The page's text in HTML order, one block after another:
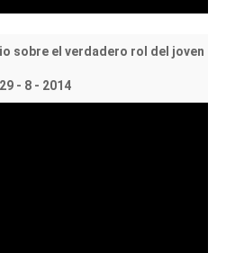
sobre el verdadero rol del joven
- 8 - 2014